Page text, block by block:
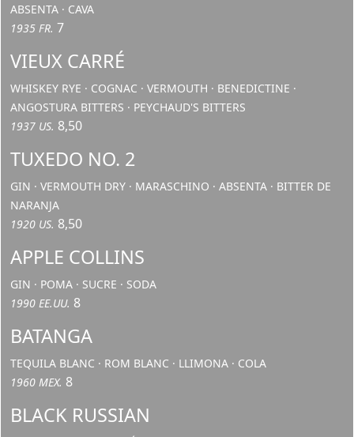
ABSENTA · CAVA
1935 FR. 7
VIEUX CARRÉ
WHISKEY RYE · COGNAC · VERMOUTH · BENEDICTINE ·
ANGOSTURA BITTERS · PEYCHAUD'S BITTERS
1937 US. 8,50
TUXEDO NO. 2
GIN · VERMOUTH DRY · MARASCHINO · ABSENTA · BITTER DE
NARANJA
1920 US. 8,50
APPLE COLLINS
GIN · POMA · SUCRE · SODA
1990 EE.UU. 8
BATANGA
TEQUILA BLANC · ROM BLANC · LLIMONA · COLA
1960 MEX. 8
BLACK RUSSIAN